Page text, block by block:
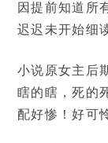
因提前知道所
迟迟未开始细
小说原女主后
瞎的瞎，死的
配好惨！好可